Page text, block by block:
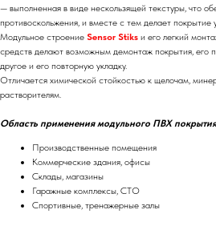
— выполненная в виде нескользящей текстуры, что
противоскольжения, и вместе с тем делает покрытие
Модульное строение Sensor Stiks и его легкий
средств делают возможным демонтаж покрытия, его
другое и его повторную укладку.
Отличается химической стойкостью к щелочам,
растворителям.
Область применения модульного ПВХ
Производственные помещения
Коммерческие здания, офисы
Склады, магазины
Гаражные комплексы, СТО
Спортивные, тренажерные залы